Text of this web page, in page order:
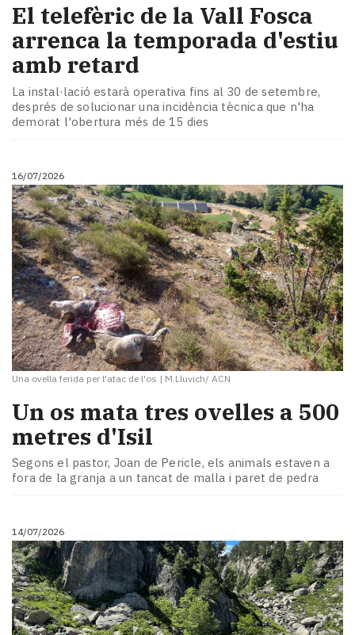
El telefèric de la Vall Fosca
arrenca la temporada d'estiu
amb retard
La instal·lació estarà operativa fins al 30 de setembre,
després de solucionar una incidència tècnica que n'ha
demorat l'obertura més de 15 dies
16/07/2026
Una ovella ferida per l'atac de l'os | M.Lluvich/ ACN
Un os mata tres ovelles a 500
metres d'Isil
Segons el pastor, Joan de Pericle, els animals estaven a
fora de la granja a un tancat de malla i paret de pedra
14/07/2026